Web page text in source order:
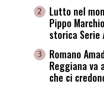
2
Lutto nel
Pippo
storica Serie
3
Romano
Reggiana va
che ci